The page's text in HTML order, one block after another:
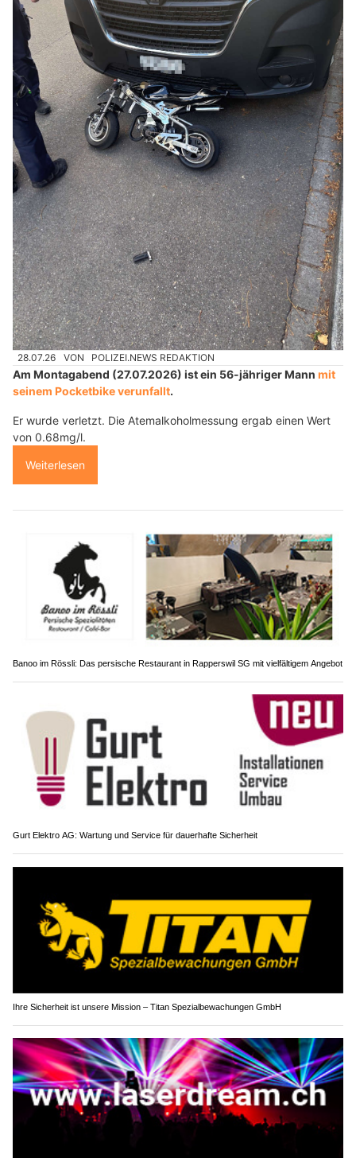
28.07.26 VON POLIZEI.NEWS REDAKTION
Am Montagabend (27.07.2026) ist ein 56-jähriger Mann mit
seinem Pocketbike verunfallt.
Er wurde verletzt. Die Atemalkoholmessung ergab einen Wert
von 0.68mg/l.
Weiterlesen
Banoo im Rössli: Das persische Restaurant in Rapperswil SG mit vielfältigem Angebot
Gurt Elektro AG: Wartung und Service für dauerhafte Sicherheit
Ihre Sicherheit ist unsere Mission – Titan Spezialbewachungen GmbH